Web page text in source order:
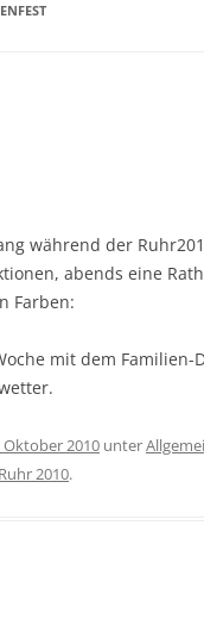
während der
abends eine
Farben:
mit dem
Oktober 2010 unter
Ruhr 2010.